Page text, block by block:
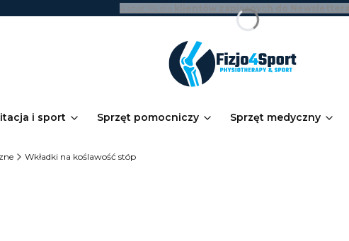
klientów zapisanych do Newslettera!
i sport Sprzęt pomocniczy Sprzęt medyczny
Wkładki na koślawość stóp